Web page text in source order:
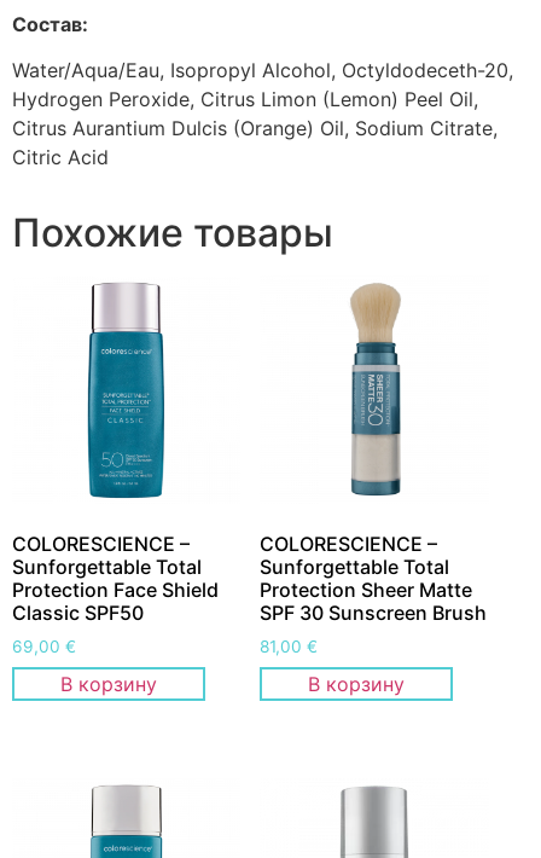
Состав:
Water/Aqua/Eau, Isopropyl Alcohol, Octyldodeceth-20,
Hydrogen Peroxide, Citrus Limon (Lemon) Peel Oil,
Citrus Aurantium Dulcis (Orange) Oil, Sodium Citrate,
Citric Acid
Похожие товары
COLORESCIENCE –
Sunforgettable Total
Protection Face Shield
Classic SPF50
69,00 €
В корзину
COLORESCIENCE –
Sunforgettable Total
Protection Sheer Matte
SPF 30 Sunscreen Brush
81,00€
В корзину